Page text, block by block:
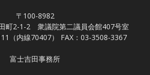
〒100-8982
町2-1-2 衆議院第二議員会館407号室
（内線70407） FAX：03-3508-3367
富士吉田事務所